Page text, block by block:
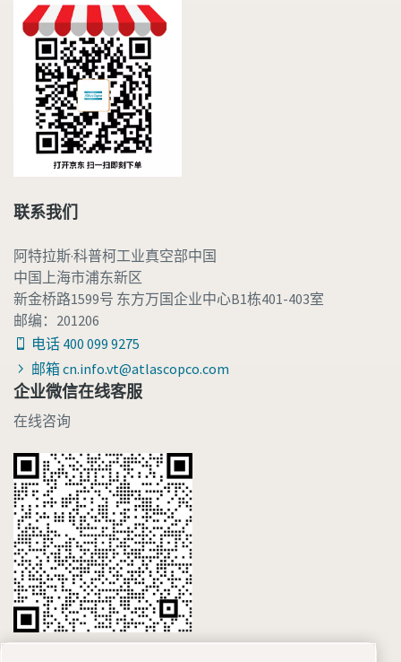
联系我们
阿特拉斯·科普柯工业真空部中国
中国上海市浦东新区
新金桥路1599号 东方万国企业中心B1栋401-403室
邮编：201206
电话 400 099 9275
邮箱 cn.info.vt@atlascopco.com
企业微信在线客服
在线咨询